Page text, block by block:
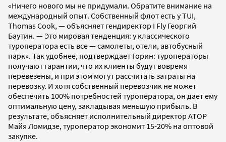
«Ничего нового мы не придумали. Обратите внимание на
международный опыт. Собственный флот есть у TUI,
Thomas Cook, — объясняет гендиректор I Fly Георгий
Баутин. — Это мировая тенденция: у классического
туроператора есть все — самолеты, отели, автобусный
парк». Так удобнее, подтверждает Горин: туроператоры
получают гарантии, что их клиенты будут вовремя
перевезены, и при этом могут рассчитать затраты на
перевозку. И хотя собственный перевозчик не может
обеспечить 100% потребностей туроператора, он дает ему
оптимальную цену, закладывая меньшую прибыль. В
результате, объясняет исполнительный директор АТОР
Майя Ломидзе, туроператор экономит 15-20% на оптовой
закупке.